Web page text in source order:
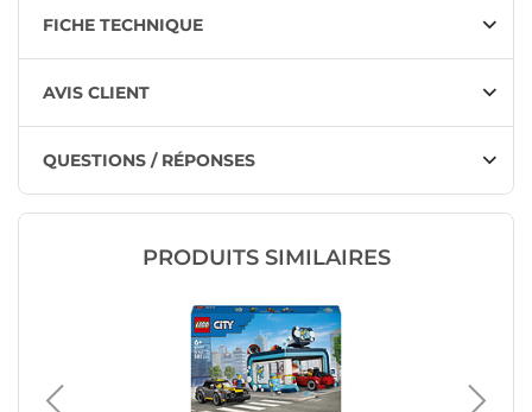
FICHE TECHNIQUE
AVIS CLIENT
QUESTIONS / RÉPONSES
PRODUITS SIMILAIRES